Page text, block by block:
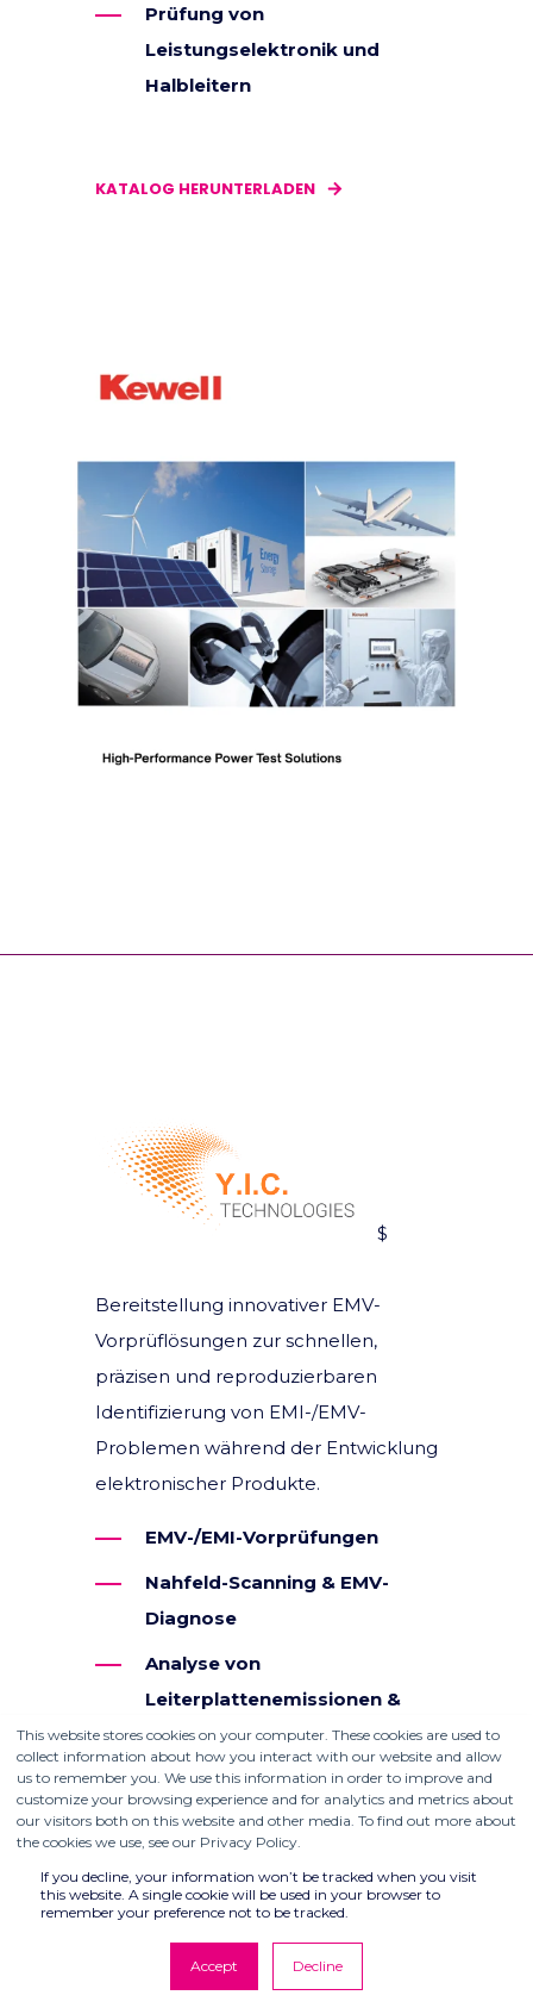
This website stores cookies on your computer. These cookies are used to
collect information about how you interact with our website and allow
us to remember you. We use this information in order to improve and
customize your browsing experience and for analytics and metrics about
our visitors both on this website and other media. To find out more about
the cookies we use, see our Privacy Policy.
If you decline, your information won’t be tracked when you visit
this website. A single cookie will be used in your browser to
remember your preference not to be tracked.
Accept Decline
Prüfung von
Leistungselektronik und
Halbleitern
KATALOG HERUNTERLADEN
$
Bereitstellung innovativer EMV-
Vorprüflösungen zur schnellen,
präzisen und reproduzierbaren
Identifizierung von EMI-/EMV-
Problemen während der Entwicklung
elektronischer Produkte.
EMV-/EMI-Vorprüfungen
Nahfeld-Scanning & EMV-
Diagnose
Analyse von
Leiterplattenemissionen &
EMV-Visualisierung
KATALOG HERUNTERLADEN